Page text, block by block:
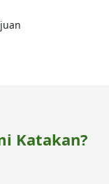
Katakan?